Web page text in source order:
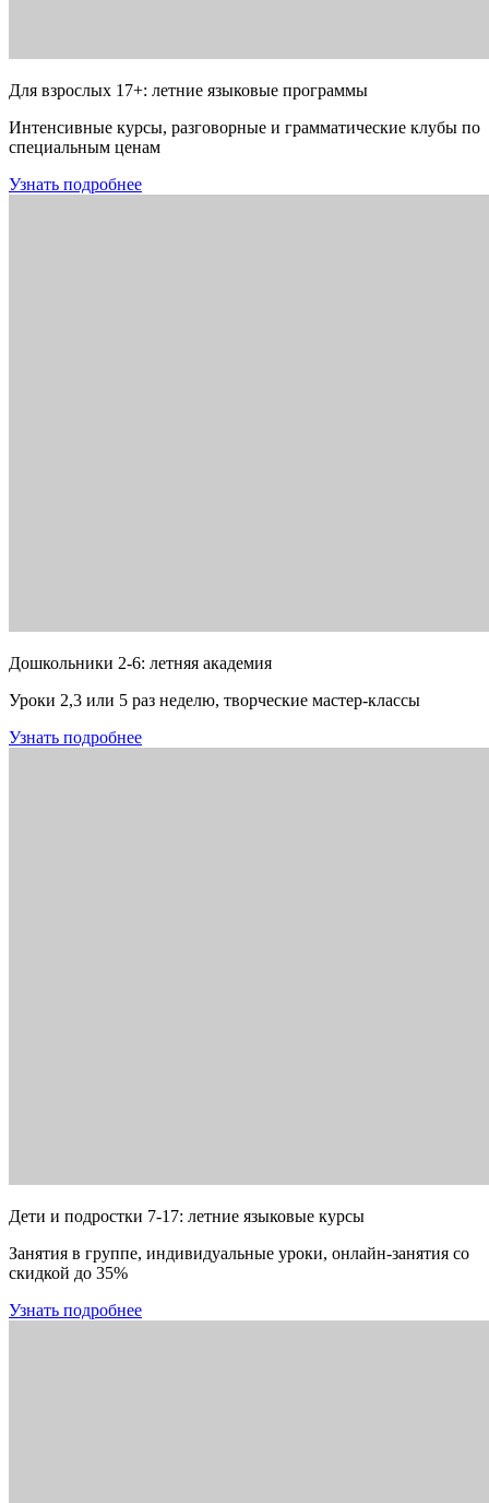
Для взрослых 17+: летние языковые программы
Интенсивные курсы, разговорные и грамматические клубы по
специальным ценам
Узнать подробнее
Дошкольники 2-6: летняя академия
Уроки 2,3 или 5 раз неделю, творческие мастер-классы
Узнать подробнее
Дети и подростки 7-17: летние языковые курсы
Занятия в группе, индивидуальные уроки, онлайн-занятия со
скидкой до 35%
Узнать подробнее